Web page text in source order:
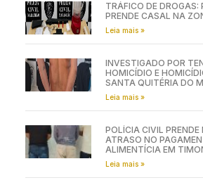
TRÁFICO DE DROGAS:
PRENDE CASAL NA
Leia mais »
INVESTIGADO POR
HOMICÍDIO E
SANTA QUITÉRIA DO
Leia mais »
POLÍCIA CIVIL
ATRASO NO
ALIMENTÍCIA EM
Leia mais »